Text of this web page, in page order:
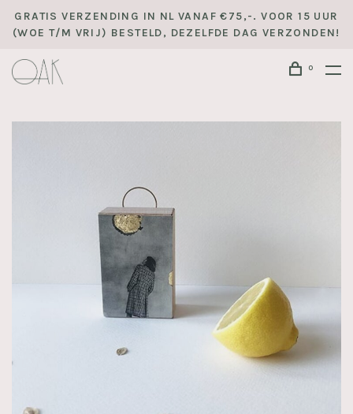
GRATIS VERZENDING IN NL VANAF €75,-. VOOR 15 UUR
(WOE T/M VRIJ) BESTELD, DEZELFDE DAG VERZONDEN!
0